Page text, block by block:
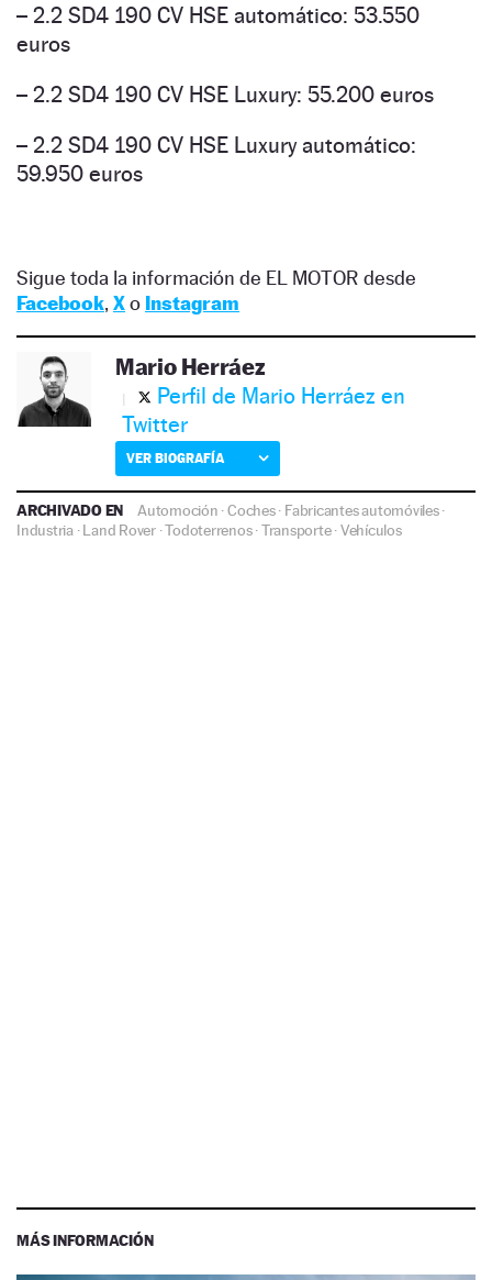
– 2.2 SD4 190 CV HSE automático: 53.550
euros
– 2.2 SD4 190 CV HSE Luxury: 55.200 euros
– 2.2 SD4 190 CV HSE Luxury automático:
59.950 euros
Sigue toda la información de EL MOTOR desde
Facebook, Xo Instagram
Mario Herráez
Perfil de Mario Herráez en
Twitter
VER BIOGRAFÍA
ARCHIVADO EN Automoción ·Coches· Fabricantes automóviles·
Industria·Land Rover·Todoterrenos·Transporte·Vehículos
MÁS INFORMACIÓN